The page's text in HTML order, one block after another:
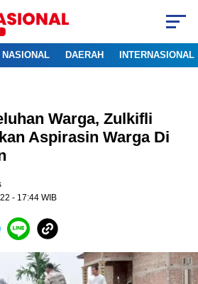
NASIONAL DAERAH INTERNASIONAL
Warga, Zulkifli
Aspirasin Warga Di
- 17:44 WIB